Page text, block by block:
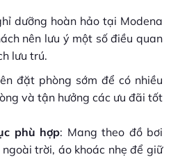
dưỡng hoàn hảo tại Modena
nên lưu ý một số điều quan
lưu trú.
đặt phòng sớm để có nhiều
và tận hưởng các ưu đãi tốt
phù hợp: Mang theo đồ bơi
trời, áo khoác nhẹ để giữ